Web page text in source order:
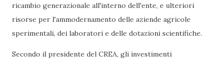
ricambio generazionale all'interno dell'ente, e ulteriori
risorse per l'ammodernamento delle aziende agricole
sperimentali, dei laboratori e delle dotazioni scientifiche.
Secondo il presidente del CREA, gli investimenti